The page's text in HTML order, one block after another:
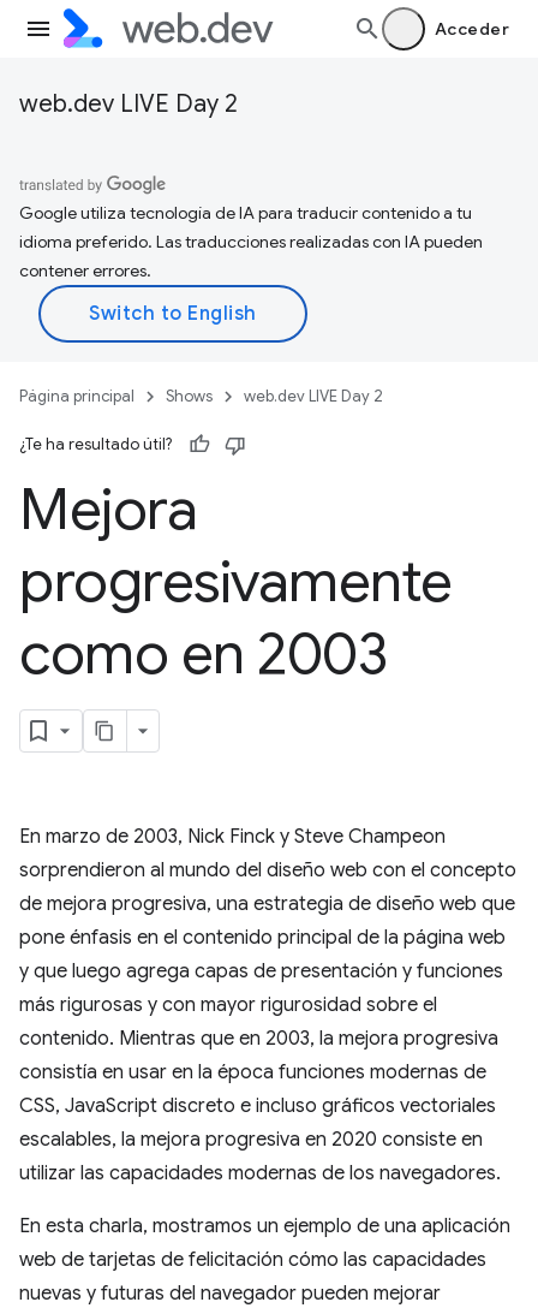
Acceder
web.dev LIVE Day 2
Google utiliza tecnología de IA para traducir contenido a tu
idioma preferido. Las traducciones realizadas con IA pueden
contener errores.
Página principal Shows web.dev LIVE Day 2
¿Te ha resultado útil?
Mejora
progresivamente
como en 2003
En marzo de 2003, Nick Finck y Steve Champeon
sorprendieron al mundo del diseño web con el concepto
de mejora progresiva, una estrategia de diseño web que
pone énfasis en el contenido principal de la página web
y que luego agrega capas de presentación y funciones
más rigurosas y con mayor rigurosidad sobre el
contenido. Mientras que en 2003, la mejora progresiva
consistía en usar en la época funciones modernas de
CSS, JavaScript discreto e incluso gráficos vectoriales
escalables, la mejora progresiva en 2020 consiste en
utilizar las capacidades modernas de los navegadores.
En esta charla, mostramos un ejemplo de una aplicación
web de tarjetas de felicitación cómo las capacidades
nuevas y futuras del navegador pueden mejorar